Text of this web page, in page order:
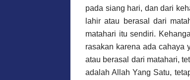
pada siang hari, dan dari
lahir atau berasal dari
matahari itu sendiri.
rasakan karena ada cahaya
atau berasal dari matahari,
adalah Allah Yang Satu,